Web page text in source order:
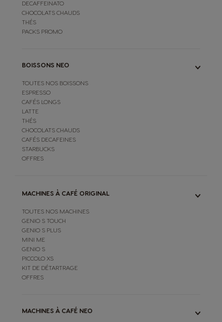
DECAFFEINATO
CHOCOLATS CHAUDS
THÉS
PACKS PROMO
BOISSONS NEO
TOUTES NOS BOISSONS
ESPRESSO
CAFÉS LONGS
LATTE
THÉS
CHOCOLATS CHAUDS
CAFÉS DECAFEINES
STARBUCKS
OFFRES
MACHINES À CAFÉ ORIGINAL
TOUTES NOS MACHINES
GENIO S TOUCH
GENIO S PLUS
MINI ME
GENIO S
PICCOLO XS
KIT DE DÉTARTRAGE
OFFRES
MACHINES À CAFÉ NEO